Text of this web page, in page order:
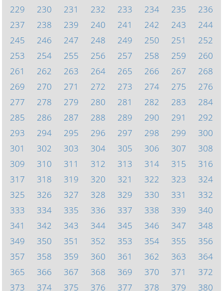
229
230 231 232 233 234 235
236
237
238 239 240 241 242 243
244
245
246 247 248 249 250 251
252
253
254 255 256 257 258 259
260
261
262 263 264 265 266 267
268
269
270 271 272 273 274 275
276
277
278 279 280 281 282 283
284
285
286 287 288 289 290 291
292
293
294 295 296 297 298 299
300
301
302 303 304 305 306 307
308
309
310 311 312 313 314 315
316
317
318 319 320 321 322 323
324
325
326 327 328 329 330 331
332
333
334 335 336 337 338 339
340
341
342 343 344 345 346 347
348
349
350 351 352 353 354 355
356
357
358 359 360 361 362 363
364
365
366 367 368 369 370 371
372
373
374 375 376 377 378 379 380